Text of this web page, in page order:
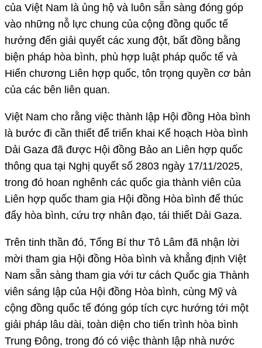
của Việt Nam là ủng hộ và luôn sẵn sàng đóng góp
vào những nỗ lực chung của cộng đồng quốc tế
hướng đến giải quyết các xung đột, bất đồng bằng
biện pháp hòa bình, phù hợp luật pháp quốc tế và
Hiến chương Liên hợp quốc, tôn trọng quyền cơ bản
của các bên liên quan.
Việt Nam cho rằng việc thành lập Hội đồng Hòa bình
là bước đi cần thiết để triển khai Kế hoạch Hòa bình
Dải Gaza đã được Hội đồng Bảo an Liên hợp quốc
thông qua tại Nghị quyết số 2803 ngày 17/11/2025,
trong đó hoan nghênh các quốc gia thành viên của
Liên hợp quốc tham gia Hội đồng Hòa bình để thúc
đẩy hòa bình, cứu trợ nhân đạo, tái thiết Dải Gaza.
Trên tinh thần đó, Tổng Bí thư Tô Lâm đã nhận lời
mời tham gia Hội đồng Hòa bình và khẳng định Việt
Nam sẵn sàng tham gia với tư cách Quốc gia Thành
viên sáng lập của Hội đồng Hòa bình, cùng Mỹ và
cộng đồng quốc tế đóng góp tích cực hướng tới một
giải pháp lâu dài, toàn diện cho tiến trình hòa bình
Trung Đông, trong đó có việc thành lập nhà nước